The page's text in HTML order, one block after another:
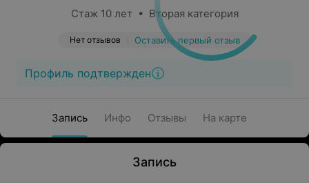
Стаж 10 лет • Вторая категория
Нет отзывов Оставить первый отзыв
Профиль подтвержден
Запись Инфо Отзывы На карте
Запись